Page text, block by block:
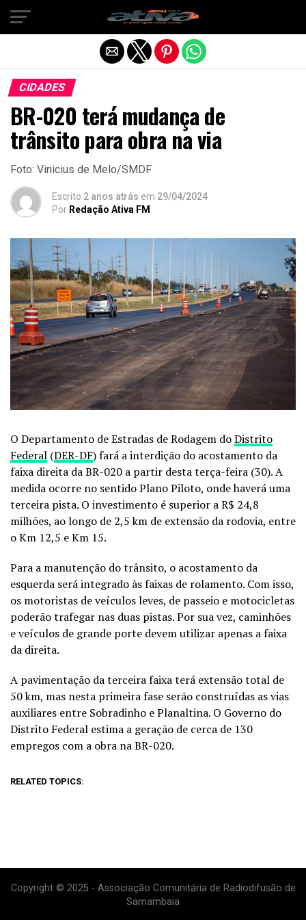
CIDADES
BR-020 terá mudança de
trânsito para obra na via
Foto: Vinicius de Melo/SMDF
Escrito 2 anos atrás em 29/04/2024
Por Redação Ativa FM
O Departamento de Estradas de Rodagem doDistrito
Federal (DER-DF) fará a interdição do acostamento da
faixa direita da BR-020 a partir desta terça-feira (30). A
medida ocorre no sentido Plano Piloto, onde haverá uma
terceira pista. O investimento é superior a R$ 24,8
milhões, ao longo de 2,5 km de extensão da rodovia, entre
o Km 12,5 e Km 15.
Para a manutenção do trânsito, o acostamento da
esquerda será integrado às faixas de rolamento. Com isso,
os motoristas de veículos leves, de passeio e motocicletas
poderão trafegar nas duas pistas. Por sua vez, caminhões
e veículos de grande porte devem utilizar apenas a faixa
da direita.
A pavimentação da terceira faixa terá extensão total de
50 km, mas nesta primeira fase serão construídas as vias
auxiliares entre Sobradinho e Planaltina. O Governo do
Distrito Federal estima a geração de cerca de 130
empregos com a obra na BR-020.
RELATED TOPICS:
Copyright © 2025 - Associação Comunitária de Radiodifusão de
Samambaia
Sair da versão mobile